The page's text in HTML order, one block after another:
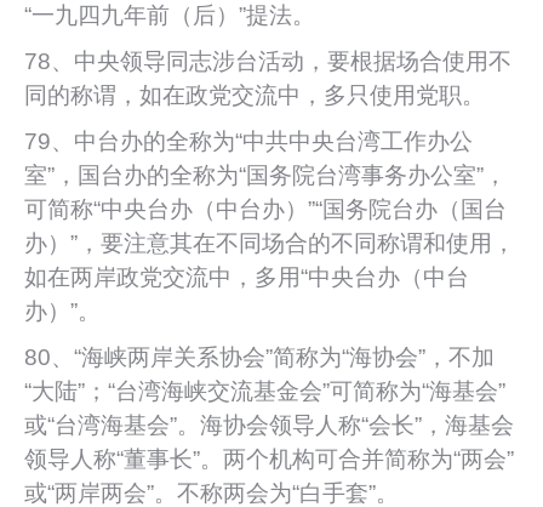
“一九四九年前（后）”提法。
78、中央领导同志涉台活动，要根据场合使用不
同的称谓，如在政党交流中，多只使用党职。
79、中台办的全称为“中共中央台湾工作办公
室”，国台办的全称为“国务院台湾事务办公室”，
可简称“中央台办（中台办）”“国务院台办（国台
办）”，要注意其在不同场合的不同称谓和使用，
如在两岸政党交流中，多用“中央台办（中台
办）”。
80、“海峡两岸关系协会”简称为“海协会”，不加
“大陆”；“台湾海峡交流基金会”可简称为“海基会”
或“台湾海基会”。海协会领导人称“会长”，海基会
领导人称“董事长”。两个机构可合并简称为“两会”
或“两岸两会”。不称两会为“白手套”。